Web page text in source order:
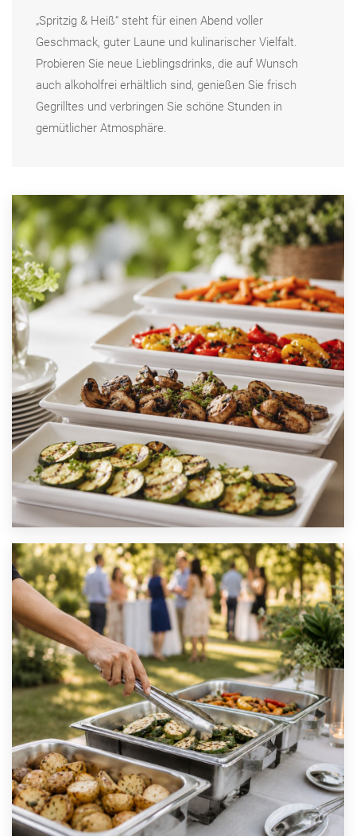
„Spritzig & Heiß“ steht für einen Abend voller
Geschmack, guter Laune und kulinarischer Vielfalt.
Probieren Sie neue Lieblingsdrinks, die auf Wunsch
auch alkoholfrei erhältlich sind, genießen Sie frisch
Gegrilltes und verbringen Sie schöne Stunden in
gemütlicher Atmosphäre.